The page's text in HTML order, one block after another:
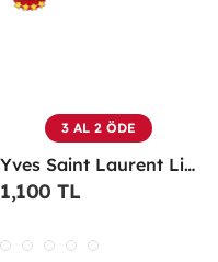
3 AL 2 ÖDE
Yves Saint Laurent Libre EDP 90 Ml Kadın Parfüm - YSLL
1,100 TL